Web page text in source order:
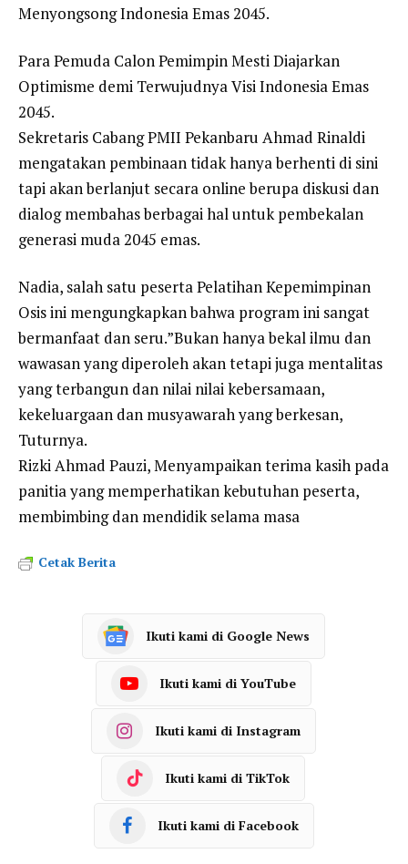
Menyongsong Indonesia Emas 2045.
Para Pemuda Calon Pemimpin Mesti Diajarkan
Optimisme demi Terwujudnya Visi Indonesia Emas
2045.
Sekretaris Cabang PMII Pekanbaru Ahmad Rinaldi
mengatakan pembinaan tidak hanya berhenti di sini
tapi akan berlanjut secara online berupa diskusi dan
dialog membahas berbagai hal untuk pembekalan
generasi muda 2045 emas.
Nadia, salah satu peserta Pelatihan Kepemimpinan
Osis ini mengungkapkan bahwa program ini sangat
bermanfaat dan seru.”Bukan hanya bekal ilmu dan
wawasan yang diperoleh akan tetapi juga mentalitas
yang terbangun dan nilai nilai kebersamaan,
kekeluargaan dan musyawarah yang berkesan,
Tuturnya.
Rizki Ahmad Pauzi, Menyampaikan terima kasih pada
panitia yang memperhatikan kebutuhan peserta,
membimbing dan mendidik selama masa
Cetak Berita
Ikuti kami di Google News
Ikuti kami di YouTube
Ikuti kami di Instagram
Ikuti kami di TikTok
Ikuti kami di Facebook